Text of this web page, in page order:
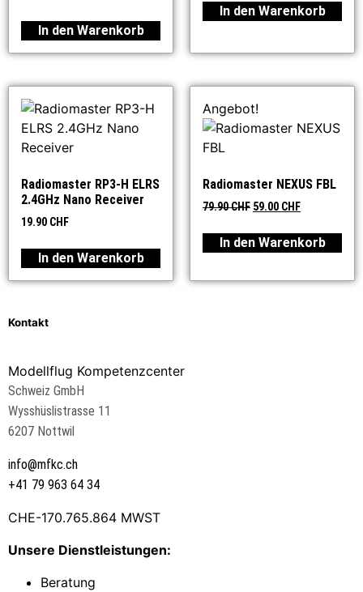
In den Warenkorb
In den Warenkorb
Radiomaster RP3-H ELRS
2.4GHz Nano Receiver
19.90 CHF
In den Warenkorb
Angebot!
Radiomaster NEXUS FBL
79.90CHF 59.00 CHF
In den Warenkorb
Kontakt
Modellflug Kompetenzcenter
Schweiz GmbH
Wysshüslistrasse 11
6207 Nottwil
info@mfkc.ch
+41 79 963 64 34
CHE-170.765.864 MWST
Unsere Dienstleistungen:
Beratung